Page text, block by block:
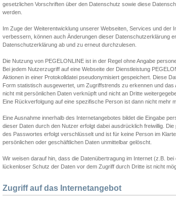
gesetzlichen Vorschriften über den Datenschutz sowie diese
werden.
Im Zuge der Weiterentwicklung unserer Webseiten, Services und
verbessern, können auch Änderungen dieser Datenschutzerklärung
Datenschutzerklärung ab und zu erneut durchzulesen.
Die Nutzung von PEGELONLINE ist in der Regel ohne Angabe
Bei jedem Nutzerzugriff auf eine Webseite der Dienstleistung
Aktionen in einer Protokolldatei pseudonymisiert gespeichert. Diese
Form statistisch ausgewertet, um Zugriffstrends zu erkennen und
nicht mit persönlichen Daten verknüpft und nicht an Dritte
Eine Rückverfolgung auf eine spezifische Person ist dann nicht mehr
Eine Ausnahme innerhalb des Internetangebotes bildet die Eingabe
dieser Daten durch den Nutzer erfolgt dabei ausdrücklich freiwillig.
des Passwortes erfolgt verschlüsselt und ist für keine Person im
persönlichen oder geschäftlichen Daten unmittelbar gelöscht.
Wir weisen darauf hin, dass die Datenübertragung im Internet (z.B.
lückenloser Schutz der Daten vor dem Zugriff durch Dritte ist nicht
Zugriff auf das Internetangebot